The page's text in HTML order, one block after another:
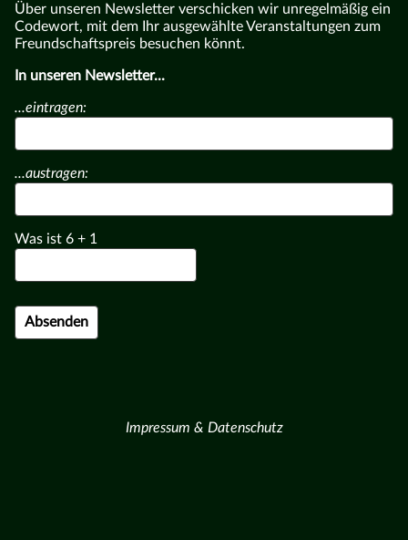
Über unseren Newsletter verschicken wir unregelmäßig ein
Codewort, mit dem Ihr ausgewählte Veranstaltungen zum
Freundschaftspreis besuchen könnt.
In unseren Newsletter...
...eintragen:
...austragen:
Was ist 6 + 1
Impressum & Datenschutz